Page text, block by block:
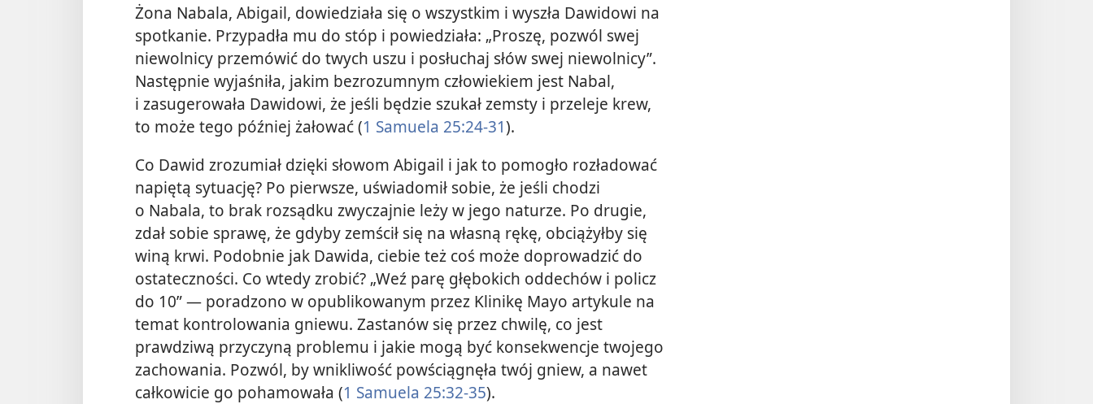
Żona Nabala, Abigail, dowiedziała się o wszystkim i wyszła Dawidowi na
spotkanie. Przypadła mu do stóp i powiedziała: „Proszę, pozwól swej
niewolnicy przemówić do twych uszu i posłuchaj słów swej niewolnicy”.
Następnie wyjaśniła, jakim bezrozumnym człowiekiem jest Nabal,
i zasugerowała Dawidowi, że jeśli będzie szukał zemsty i przeleje krew,
to może tego później żałować (1 Samuela 25:24-31).
Co Dawid zrozumiał dzięki słowom Abigail i jak to pomogło rozładować
napiętą sytuację? Po pierwsze, uświadomił sobie, że jeśli chodzi
o Nabala, to brak rozsądku zwyczajnie leży w jego naturze. Po drugie,
zdał sobie sprawę, że gdyby zemścił się na własną rękę, obciążyłby się
winą krwi. Podobnie jak Dawida, ciebie też coś może doprowadzić do
ostateczności. Co wtedy zrobić? „Weź parę głębokich oddechów i policz
do 10” — poradzono w opublikowanym przez Klinikę Mayo artykule na
temat kontrolowania gniewu. Zastanów się przez chwilę, co jest
prawdziwą przyczyną problemu i jakie mogą być konsekwencje twojego
zachowania. Pozwól, by wnikliwość powściągnęła twój gniew, a nawet
całkowicie go pohamowała (1 Samuela 25:32-35).